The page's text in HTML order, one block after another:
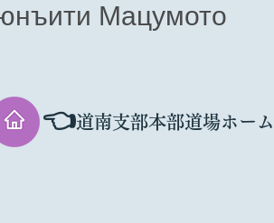
Мацумото
👈道南支部本部道場ホー